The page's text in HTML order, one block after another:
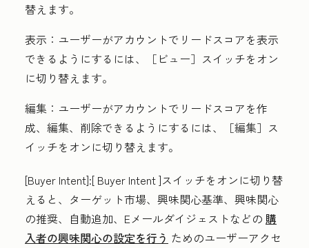
替えます。
表示 ：ユーザーがアカウントでリードスコアを表示
できるようにするには、［ビュー］ スイッチをオン
に切り替えます。
編集 ：ユーザーがアカウントでリードスコアを作
成、編集、削除できるようにするには、［編集］ ス
イッチをオンに切り替えます。
[Buyer Intent]:[ Buyer Intent]スイッチをオンに切り替
えると、ターゲット市場、興味関心基準、興味関心
の推奨、自動追加、Eメールダイジェストなどの 購
入者の興味関心の設定を行う ためのユーザーアクセ